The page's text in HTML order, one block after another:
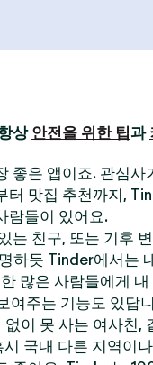
상안전을 위한 팁과
좋은 앱이죠. 관심사
터 맛집 추천까지,
람들이 있어요.
는 친구, 또는 기후
하듯 Tinder에서는
많은 사람들에게
여주는 기능도 있답
이 못 사는 여사친,
국내 다른 지역이